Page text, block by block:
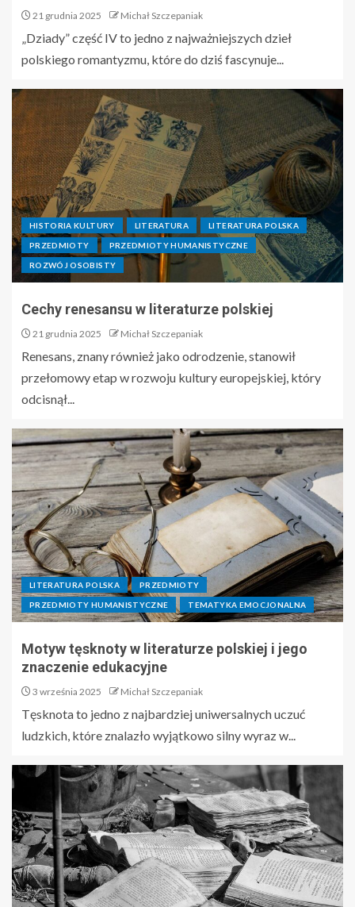
21 grudnia 2025 Michał Szczepaniak
„Dziady” część IV to jedno z najważniejszych dzieł
polskiego romantyzmu, które do dziś fascynuje...
HISTORIA KULTURY LITERATURA LITERATURA POLSKA
PRZEDMIOTY PRZEDMIOTY HUMANISTYCZNE
ROZWÓJ OSOBISTY
Cechy renesansu w literaturze polskiej
21 grudnia 2025 Michał Szczepaniak
Renesans, znany również jako odrodzenie, stanowił
przełomowy etap w rozwoju kultury europejskiej, który
odcisnął...
LITERATURA POLSKA PRZEDMIOTY
PRZEDMIOTY HUMANISTYCZNE TEMATYKA EMOCJONALNA
Motyw tęsknoty w literaturze polskiej i jego
znaczenie edukacyjne
3 września 2025 Michał Szczepaniak
Tęsknota to jedno z najbardziej uniwersalnych uczuć
ludzkich, które znalazło wyjątkowo silny wyraz w...